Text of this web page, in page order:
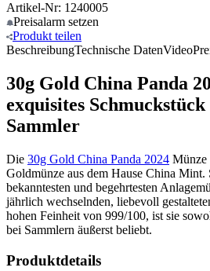
Artikel-Nr: 1240005
Preisalarm setzen
Produkt teilen
BeschreibungTechnische DatenVideo
30g Gold China Panda
exquisites
Sammler
Die 30g Gold China Panda 2024 Münze
Goldmünze aus dem Hause China Mint.
bekanntesten und begehrtesten
jährlich wechselnden, liebevoll
hohen Feinheit von 999/100, ist sie
bei Sammlern äußerst beliebt.
Produktdetails